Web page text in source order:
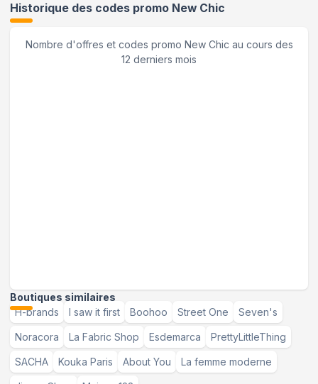
Historique des codes promo New Chic
Nombre d'offres et codes promo New Chic au cours des
12 derniers mois
Boutiques similaires
H-brands
I saw it first Boohoo Street One Seven's
Noracora La Fabric Shop Esdemarca PrettyLittleThing
SACHA Kouka Paris About You La femme moderne